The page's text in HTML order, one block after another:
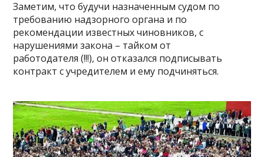
Заметим, что будучи назначенным судом по
требованию надзорного органа и по
рекомендации известных чиновников, с
нарушениями закона – тайком от
работодателя (!!!), он отказался подписывать
контракт с учредителем и ему подчиняться.